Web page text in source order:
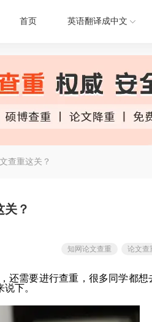
首页 英语翻译成中文
查重这关？
？
知网论文查重
还需要进行查重，很多同学都想
下。